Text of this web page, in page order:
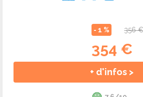
- 1 % 356
354 €
+ d'infos >